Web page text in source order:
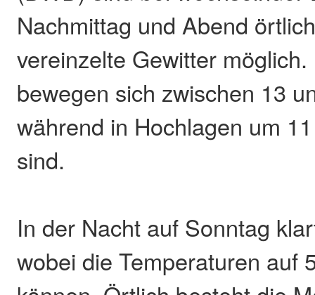
Nachmittag und Abend
vereinzelte Gewitter
bewegen sich zwischen 13
während in Hochlagen um
sind.
In der Nacht auf Sonntag
wobei die Temperaturen auf